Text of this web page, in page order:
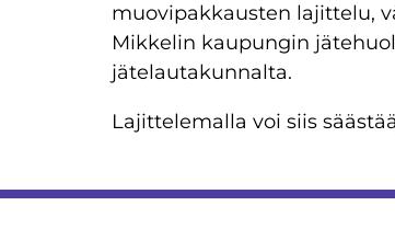
muovipakkausten lajittelu,
Mikkelin kaupungin
jätelautakunnalta.
Lajittelemalla voi siis